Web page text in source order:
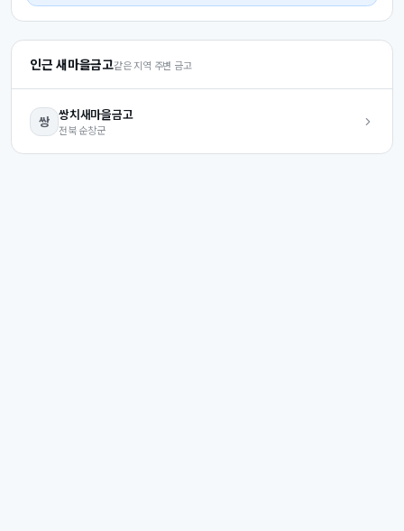
인근 새마을금고같은 지역 주변 금고
쌍 쌍치새마을금고
전북 순창군